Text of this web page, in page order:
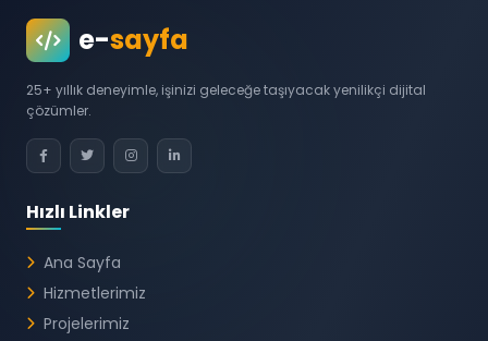
e-sayfa
25+ yıllık deneyimle, işinizi geleceğe taşıyacak yenilikçi dijital
çözümler.
Hızlı Linkler
Ana Sayfa
Hizmetlerimiz
Projelerimiz